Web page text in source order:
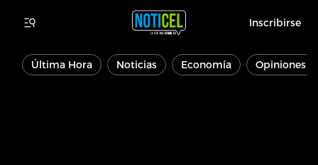
Inscribirse
Última Hora Noticias Economía Opiniones